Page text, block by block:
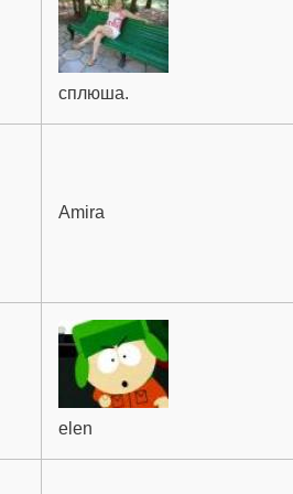
сплюша.
Amira
elen